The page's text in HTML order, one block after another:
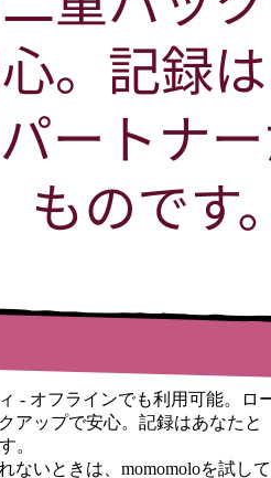
- オフラインでも利用可能。ロ
アップで安心。記録はあなたと
。
ないときは、momomoloを試して